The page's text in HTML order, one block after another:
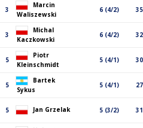
3
Marcin
Waliszewski
6 (4/2)
3
Michal
Kaczkowski
6 (4/2)
5
Piotr
Kleinschmidt
5 (4/1)
5
Bartek
Sykus
5 (4/1)
5 Jan Grzelak 5 (3/2)